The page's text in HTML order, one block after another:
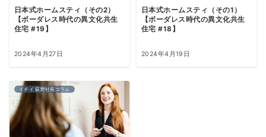
日本式ホームスティ（その2）
【ボーダレス時代の異文化共生
住宅 #19】
2024年4月27日
日本式ホームスティ（その1）
【ボーダレス時代の異文化共生
住宅 #18】
2024年4月19日
イチイ 荻野社長コラム